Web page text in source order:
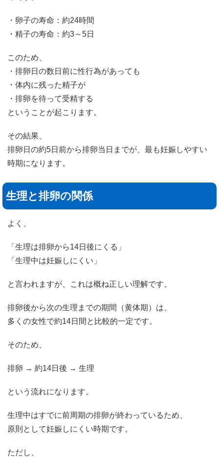
・卵子の寿命：約24時間
・精子の寿命：約3～5日
このため、
・排卵日の数日前に性行為があっても
・体内に残った精子が
・排卵を待って受精する
ということが起こります。
その結果、
排卵日の約5日前から排卵当日までが、最も妊娠しやすい
時期になります。
生理と排卵の関係
よく、
「生理は排卵から14日後にくる」
「生理中は妊娠しにくい」
と言われますが、これは概ね正しい理解です。
排卵後から次の生理までの期間（黄体期）は、
多くの女性で約14日間と比較的一定です。
そのため、
排卵 → 約14日後 → 生理
という流れになります。
生理中はすでに前周期の排卵が終わっているため、
原則として妊娠しにくい時期です。
ただし、